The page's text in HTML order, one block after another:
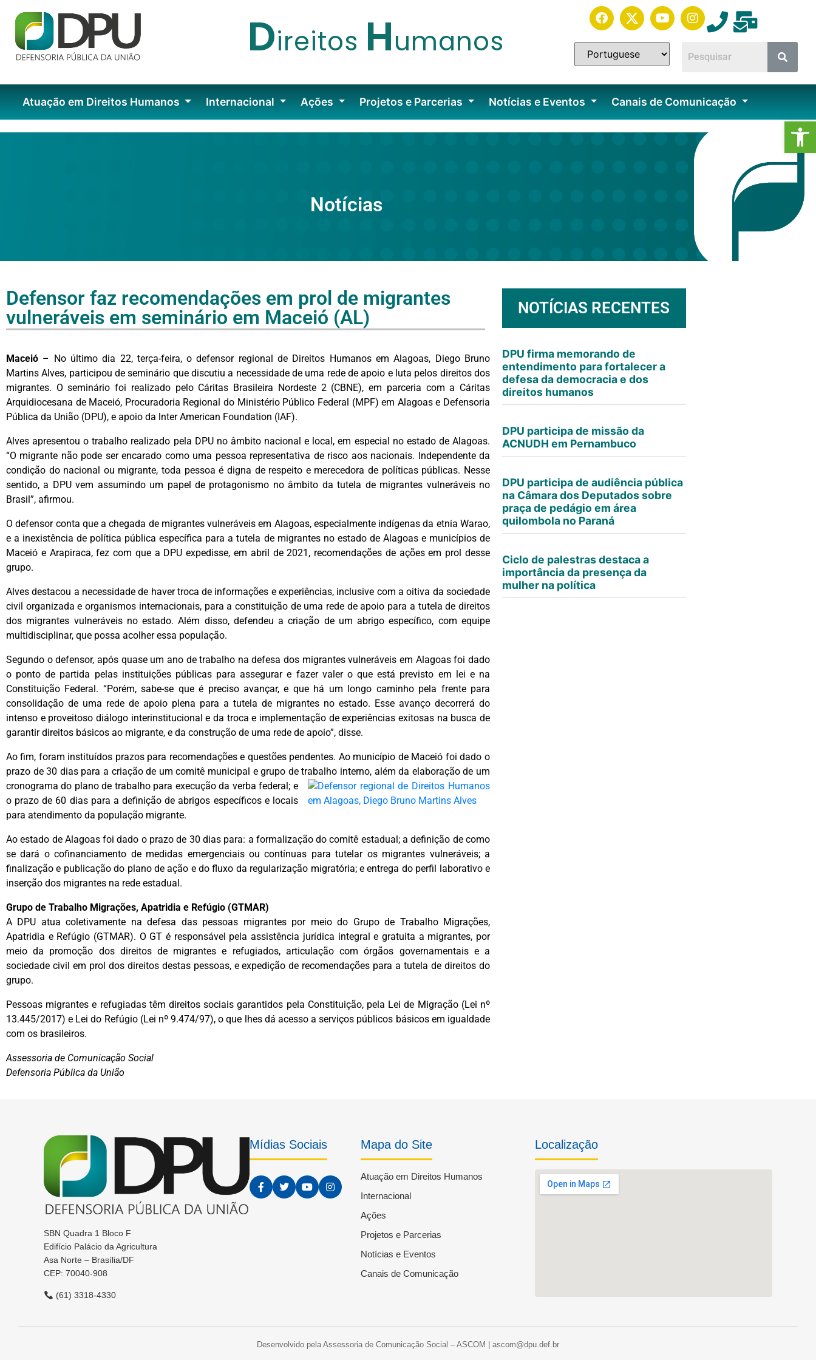
Direitos Humanos
Atuação em Direitos Humanos Internacional Ações Projetos e Parcerias Notícias e Eventos Canais de Comunicação
Notícias
Defensor faz recomendações em prol de migrantes
vulneráveis em seminário em Maceió (AL)
Maceió – No último dia 22, terça-feira, o defensor regional de Direitos Humanos em Alagoas, Diego Bruno
Martins Alves, participou de seminário que discutiu a necessidade de uma rede de apoio e luta pelos direitos dos
migrantes. O seminário foi realizado pelo Cáritas Brasileira Nordeste 2 (CBNE), em parceria com a Cáritas
Arquidiocesana de Maceió, Procuradoria Regional do Ministério Público Federal (MPF) em Alagoas e Defensoria
Pública da União (DPU), e apoio da lnter American Foundation (IAF).
Alves apresentou o trabalho realizado pela DPU no âmbito nacional e local, em especial no estado de Alagoas.
“O migrante não pode ser encarado como uma pessoa representativa de risco aos nacionais. Independente da
condição do nacional ou migrante, toda pessoa é digna de respeito e merecedora de políticas públicas. Nesse
sentido, a DPU vem assumindo um papel de protagonismo no âmbito da tutela de migrantes vulneráveis no
Brasil”, afirmou.
O defensor conta que a chegada de migrantes vulneráveis em Alagoas, especialmente indígenas da etnia Warao,
e a inexistência de política pública específica para a tutela de migrantes no estado de Alagoas e municípios de
Maceió e Arapiraca, fez com que a DPU expedisse, em abril de 2021, recomendações de ações em prol desse
grupo.
Alves destacou a necessidade de haver troca de informações e experiências, inclusive com a oitiva da sociedade
civil organizada e organismos internacionais, para a constituição de uma rede de apoio para a tutela de direitos
dos migrantes vulneráveis no estado. Além disso, defendeu a criação de um abrigo específico, com equipe
multidisciplinar, que possa acolher essa população.
Segundo o defensor, após quase um ano de trabalho na defesa dos migrantes vulneráveis em Alagoas foi dado
o ponto de partida pelas instituições públicas para assegurar e fazer valer o que está previsto em lei e na
Constituição Federal. “Porém, sabe-se que é preciso avançar, e que há um longo caminho pela frente para
consolidação de uma rede de apoio plena para a tutela de migrantes no estado. Esse avanço decorrerá do
intenso e proveitoso diálogo interinstitucional e da troca e implementação de experiências exitosas na busca de
garantir direitos básicos ao migrante, e da construção de uma rede de apoio”, disse.
Ao fim, foram instituídos prazos para recomendações e questões pendentes. Ao município de Maceió foi dado o
prazo de 30 dias para a criação de um comitê municipal e grupo de trabalho interno, além da elaboração de um
cronograma do plano de trabalho para execução da verba federal; e
o prazo de 60 dias para a definição de abrigos específicos e locais
para atendimento da população migrante.
Ao estado de Alagoas foi dado o prazo de 30 dias para: a formalização do comitê estadual; a definição de como
se dará o cofinanciamento de medidas emergenciais ou contínuas para tutelar os migrantes vulneráveis; a
finalização e publicação do plano de ação e do fluxo da regularização migratória; e entrega do perfil laborativo e
inserção dos migrantes na rede estadual.
Grupo de Trabalho Migrações, Apatridia e Refúgio (GTMAR)
A DPU atua coletivamente na defesa das pessoas migrantes por meio do Grupo de Trabalho Migrações,
Apatridia e Refúgio (GTMAR). O GT é responsável pela assistência jurídica integral e gratuita a migrantes, por
meio da promoção dos direitos de migrantes e refugiados, articulação com órgãos governamentais e a
sociedade civil em prol dos direitos destas pessoas, e expedição de recomendações para a tutela de direitos do
grupo.
Pessoas migrantes e refugiadas têm direitos sociais garantidos pela Constituição, pela Lei de Migração (Lei nº
13.445/2017) e Lei do Refúgio (Lei nº 9.474/97), o que lhes dá acesso a serviços públicos básicos em igualdade
com os brasileiros.
Assessoria de Comunicação Social
Defensoria Pública da União
NOTÍCIAS RECENTES
DPU firma memorando de
entendimento para fortalecer a
defesa da democracia e dos
direitos humanos
DPU participa de missão da
ACNUDH em Pernambuco
DPU participa de audiência pública
na Câmara dos Deputados sobre
praça de pedágio em área
quilombola no Paraná
Ciclo de palestras destaca a
importância da presença da
mulher na política
SBN Quadra 1 Bloco F
Edifício Palácio da Agricultura
Asa Norte – Brasília/DF
CEP: 70040-908
(61) 3318-4330
Mídias Sociais Mapa do Site
Atuação em Direitos Humanos
Internacional
Ações
Projetos e Parcerias
Notícias e Eventos
Canais de Comunicação
Localização
Desenvolvido pela Assessoria de Comunicação Social – ASCOM | ascom@dpu.def.br